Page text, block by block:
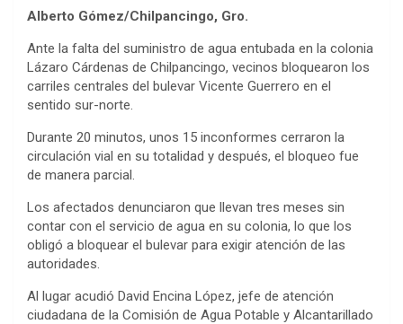
Alberto Gómez/Chilpancingo, Gro.
Ante la falta del suministro de agua entubada en la colonia
Lázaro Cárdenas de Chilpancingo, vecinos bloquearon los
carriles centrales del bulevar Vicente Guerrero en el
sentido sur-norte.
Durante 20 minutos, unos 15 inconformes cerraron la
circulación vial en su totalidad y después, el bloqueo fue
de manera parcial.
Los afectados denunciaron que llevan tres meses sin
contar con el servicio de agua en su colonia, lo que los
obligó a bloquear el bulevar para exigir atención de las
autoridades.
Al lugar acudió David Encina López, jefe de atención
ciudadana de la Comisión de Agua Potable y Alcantarillado